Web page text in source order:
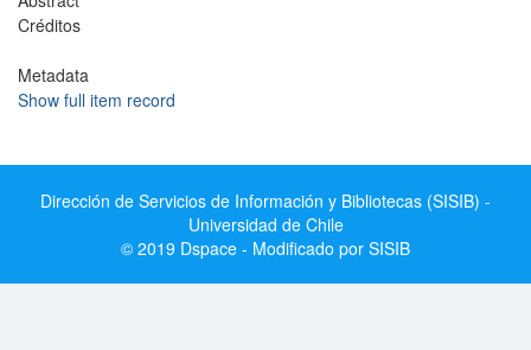
Créditos
Metadata
Show full item record
Dirección de Servicios de Información y Bibliotecas (SISIB) -
Universidad de Chile
© 2019 Dspace - Modificado por SISIB